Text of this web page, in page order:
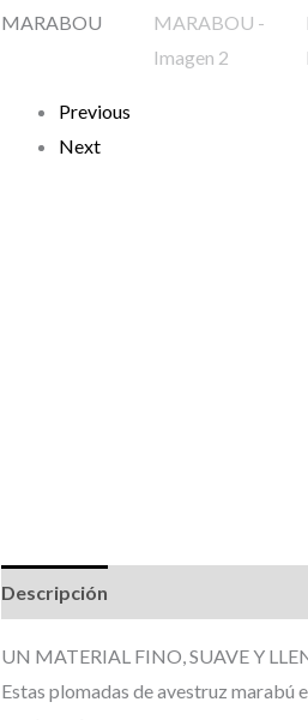
Previous
Next
Descripción
UN MATERIAL FINO, SUAVE Y
Estas plomadas de avestruz marabú